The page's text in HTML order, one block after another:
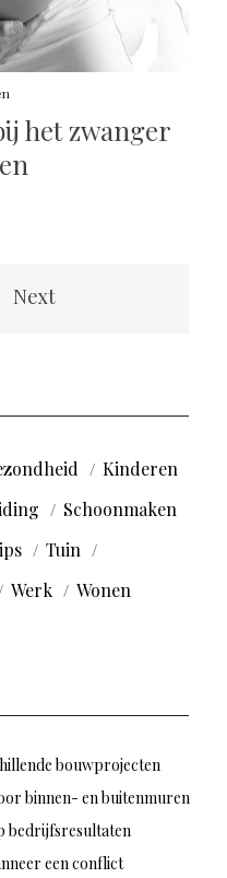
het zwanger
Next
Kinderen
Schoonmaken
Tuin
Werk Wonen
bouwprojecten
binnen- en buitenmuren
bedrijfsresultaten
een conflict